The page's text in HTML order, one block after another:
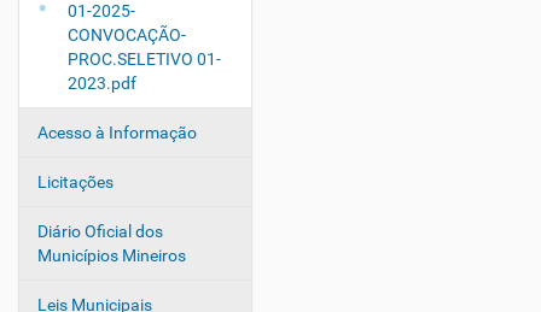
01-2025-
CONVOCAÇÃO-
PROC.SELETIVO 01-
2023.pdf
Acesso à Informação
Licitações
Diário Oficial dos
Municípios Mineiros
Leis Municipais